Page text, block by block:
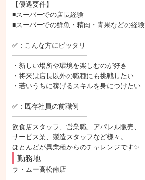
【優遇要件】
■スーパーでの店長経験
■スーパーでの鮮魚・精肉・青果などの経験
✅：こんな方にピッタリ
━━━━━━━━━━━
・新しい場所や環境を楽しむのが好き
・将来は店長以外の職種にも挑戦したい
・若いうちに稼げるスキルを身につけたい
✅：既存社員の前職例
━━━━━━━━━━━
飲食店スタッフ、営業職、アパレル販売、
サービス業、製造スタッフなど様々。
ほとんどが異業種からのチャレンジです✨
勤務地
ラ・ムー高松南店